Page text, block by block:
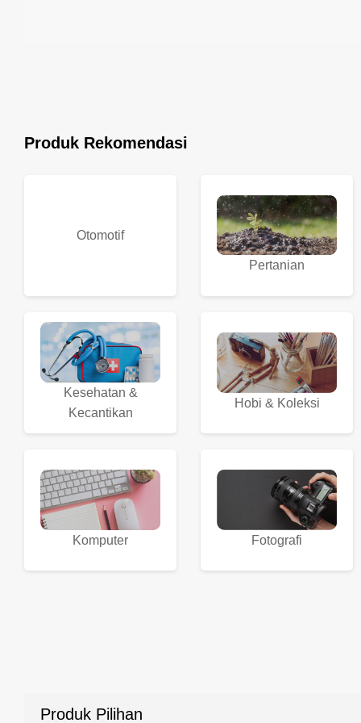
Produk Rekomendasi
Otomotif
Pertanian
Kesehatan &
Kecantikan
Hobi & Koleksi
Komputer Fotografi
Produk Pilihan